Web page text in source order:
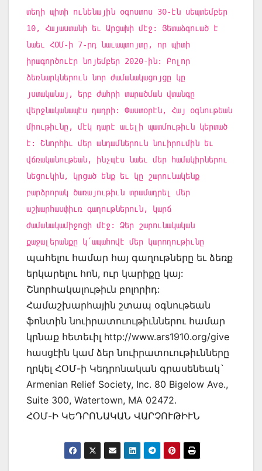
տեղի պիտի ունենային օգոստոս 30-էն սեպտեմբեր
10, Հայաստանի եւ Արցախի մէջ: Յետաձգուած է
նաեւ ՀՕՄ-ի 7-րդ նաւապտոյտը, որ պիտի
իրագործուէր նոյեմբեր 2020-ին: Բոլոր
ձեռնարկներուն նոր ժամանակացոյցը կը
յստականայ, երբ ժահրի տարածման վտանգը
վերջնականապէս դադրի: Փաստօրէն, Հայ օգնութեան
միութիւնը, մէկ դարէ աւելի պատմութիւն կերտած
է: Շնորհիւ մեր անդամներուն նուիրումին եւ
վճռականութեան, ինչպէս նաեւ մեր համակիրներու
նեցուկին, կրցած ենք եւ կը շարունակենք
բարձրորակ ծառայութիւն տրամադրել մեր
աշխարհասփիւռ գաղութներուն, կարճ
ժամանակամիջոցի մէջ: Ձեր շարունակական
քաջալերանքը կ՛ապահովէ մեր կարողութիւնը
պահելու համար հայ գաղութները եւ ձեռք
երկարելու հոն, ուր կարիքը կայ:
Շնորհակալութիւն բոլորիդ:
Համաշխարհային շտապ օգնութեան
ֆոնտին նուիրատուութիւններու համար
կրնաք հետեւիլ http://www.ars1910.org/give
հասցէին կամ ձեր նուիրատուութիւնները
ղրկել ՀՕՄ-ի Կեդրոնական գրասենեակ`
Armenian Relief Society, Inc. 80 Bigelow Ave.,
Suite 300, Watertown, MA 02472.
ՀՕՄ-Ի ԿԵԴՐՈՆԱԿԱՆ ՎԱՐՉՈՒԹԻՒՆ